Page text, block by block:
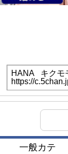
一般カテ